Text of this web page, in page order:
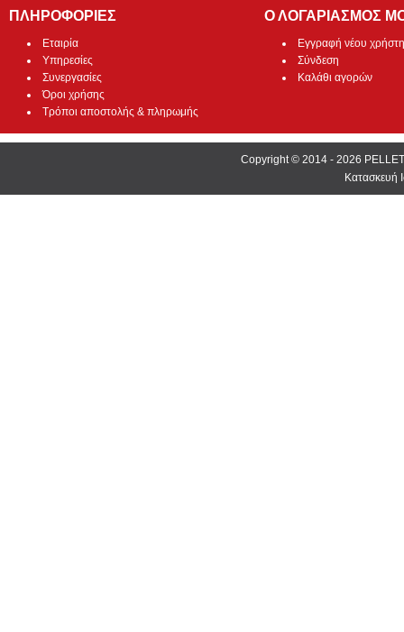
ΠΛΗΡΟΦΟΡΙΕΣ
Εταιρία
Υπηρεσίες
Συνεργασίες
Όροι χρήσης
Τρόποι αποστολής & πληρωμής
Ο ΛΟΓΑΡΙΑΣΜΟΣ
Εγγραφή νέου χρήστη
Σύνδεση
Καλάθι αγορών
Copyright © 2014 - 2026
Κατασκευή